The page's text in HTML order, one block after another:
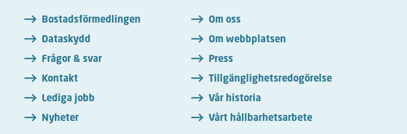
Bostadsförmedlingen
Dataskydd
Frågor & svar
Kontakt
Lediga jobb
Nyheter
Om oss
Om webbplatsen
Press
Tillgänglighetsredogörelse
Vår historia
Vårt hållbarhetsarbete